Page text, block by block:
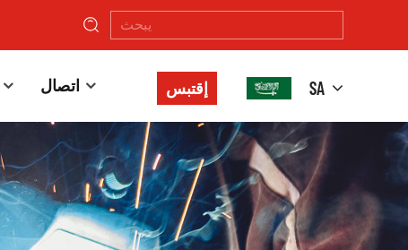
اتصال إقتبس SA